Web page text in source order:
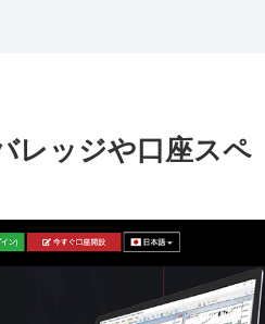
レッジや口座スペ